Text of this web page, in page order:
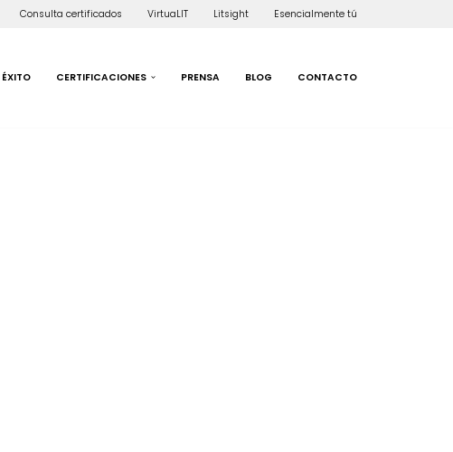
Consulta certificados VirtuaLIT Litsight Esencialmente tú
CERTIFICACIONES PRENSA BLOG CONTACTO